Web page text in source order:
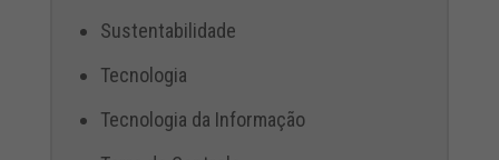
Sustentabilidade
Tecnologia
Tecnologia da Informação